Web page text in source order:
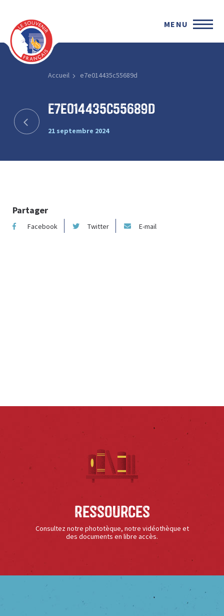
MENU
Accueil e7e014435c55689d
e7e014435c55689d
21 septembre 2024
Partager
Facebook Twitter E-mail
Ressources
Consultez notre phototèque, notre vidéothèque et
des documents en libre accès.